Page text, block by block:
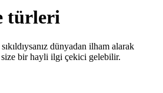
türleri
dünyadan ilham alarak
bir hayli ilgi çekici gelebilir.